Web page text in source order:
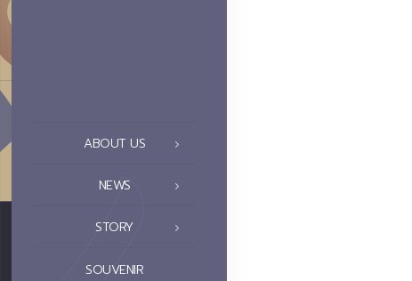
ABOUT US
NEWS
STORY
SOUVENIR